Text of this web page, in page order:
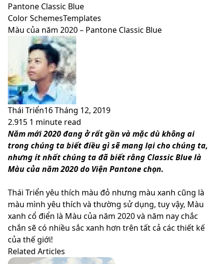
skin
Pantone Classic Blue
Color SchemesTemplates
Màu của năm 2020 – Pantone Classic Blue
Thái Triển16 Tháng 12, 2019
2.915 1 minute read
Facebook
X
LinkedIn
Pinterest
Messenger
Messenger
WhatsApp
Telegram
Viber
Share
via
Email
Print
Năm mới 2020 đang ở rất gần và mặc dù không ai
trong chúng ta biết điều gì sẽ mang lại cho chúng ta,
nhưng ít nhất chúng ta đã biết rằng Classic Blue là
Màu của năm 2020 do Viện Pantone chọn.
Thái Triển yêu thích màu đỏ nhưng màu xanh cũng là
màu mình yêu thích và thường sử dụng, tuy vậy, Màu
xanh cổ điển là Màu của năm 2020 và năm nay chắc
chắn sẽ có nhiều sắc xanh hơn trên tất cả các thiết kế
của thế giới!
Related Articles